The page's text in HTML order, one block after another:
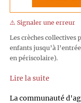
⚠️ Signaler une erreur
Les crèches collectives
enfants jusqu’à
en périscolaire).
Lire la suite
La communauté